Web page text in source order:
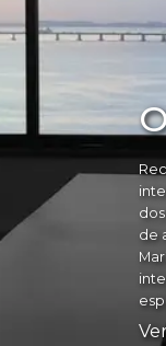
de